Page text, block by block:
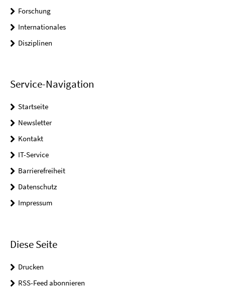
Forschung
Internationales
Disziplinen
Service-Navigation
Startseite
Newsletter
Kontakt
IT-Service
Barrierefreiheit
Datenschutz
Impressum
Diese Seite
Drucken
RSS-Feed abonnieren